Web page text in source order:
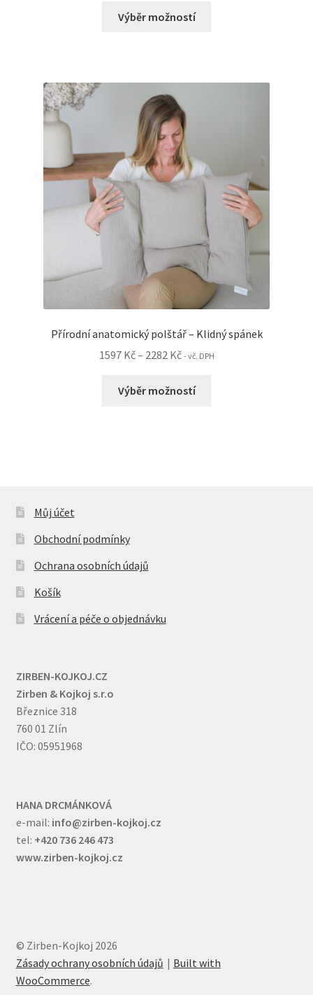
387 Kč
Výběr možností
produktu
Přírodní anatomický polštář – Klidný spánek
1597 Kč– 2282 KčRozpětí
1597 Kč
- vč. DPH
Výběr možností
Můj účet
Obchodní podmínky
Ochrana osobních údajů
Košík
Vrácení a péče o objednávku
ZIRBEN-KOJKOJ.CZ
Zirben & Kojkoj s.r.o
Březnice 318
760 01 Zlín
IČO: 05951968
HANA DRCMÁNKOVÁ
e-mail: info@zirben-kojkoj.cz
tel: +420 736 246 473
www.zirben-kojkoj.cz
© Zirben-Kojkoj 2026
Zásady ochrany osobních údajů
Built with
WooCommerce.